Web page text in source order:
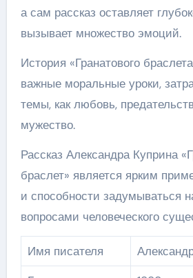
а сам рассказ оставляет
вызывает множество эмоций.
История «Гранатового
важные моральные уроки,
темы, как любовь,
мужество.
Рассказ Александра Куприна
браслет» является ярким
и способности задумываться
вопросами человеческого
Имя писателя